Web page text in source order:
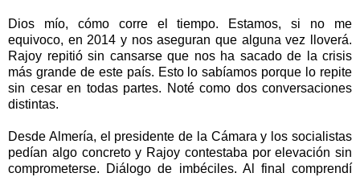
Dios mío, cómo corre el tiempo. Estamos, si no me
equivoco, en 2014 y nos aseguran que alguna vez lloverá.
Rajoy repitió sin cansarse que nos ha sacado de la crisis
más grande de este país. Esto lo sabíamos porque lo repite
sin cesar en todas partes. Noté como dos conversaciones
distintas.
Desde Almería, el presidente de la Cámara y los socialistas
pedían algo concreto y Rajoy contestaba por elevación sin
comprometerse. Diálogo de imbéciles. Al final comprendí